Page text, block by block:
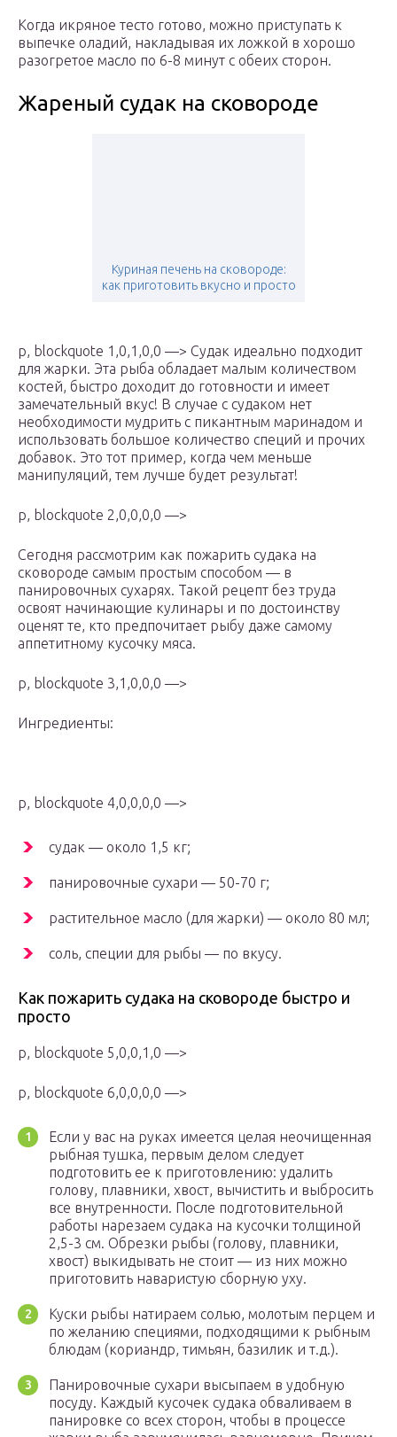
Когда икряное тесто готово, можно приступать к
выпечке оладий, накладывая их ложкой в хорошо
разогретое масло по 6-8 минут с обеих сторон.
Жареный судак на сковороде
Куриная печень на сковороде:
как приготовить вкусно и просто
p, blockquote 1,0,1,0,0 —> Судак идеально подходит
для жарки. Эта рыба обладает малым количеством
костей, быстро доходит до готовности и имеет
замечательный вкус! В случае с судаком нет
необходимости мудрить с пикантным маринадом и
использовать большое количество специй и прочих
добавок. Это тот пример, когда чем меньше
манипуляций, тем лучше будет результат!
p, blockquote 2,0,0,0,0 —>
Сегодня рассмотрим как пожарить судака на
сковороде самым простым способом — в
панировочных сухарях. Такой рецепт без труда
освоят начинающие кулинары и по достоинству
оценят те, кто предпочитает рыбу даже самому
аппетитному кусочку мяса.
p, blockquote 3,1,0,0,0 —>
Ингредиенты:
p, blockquote 4,0,0,0,0 —>
судак — около 1,5 кг;
панировочные сухари — 50-70 г;
растительное масло (для жарки) — около 80 мл;
соль, специи для рыбы — по вкусу.
Как пожарить судака на сковороде быстро и
просто
p, blockquote 5,0,0,1,0 —>
p, blockquote 6,0,0,0,0 —>
Если у вас на руках имеется целая неочищенная
рыбная тушка, первым делом следует
подготовить ее к приготовлению: удалить
голову, плавники, хвост, вычистить и выбросить
все внутренности. После подготовительной
работы нарезаем судака на кусочки толщиной
2,5-3 см. Обрезки рыбы (голову, плавники,
хвост) выкидывать не стоит — из них можно
приготовить наваристую сборную уху.
Куски рыбы натираем солью, молотым перцем и
по желанию специями, подходящими к рыбным
блюдам (кориандр, тимьян, базилик и т.д.).
Панировочные сухари высыпаем в удобную
посуду. Каждый кусочек судака обваливаем в
панировке со всех сторон, чтобы в процессе